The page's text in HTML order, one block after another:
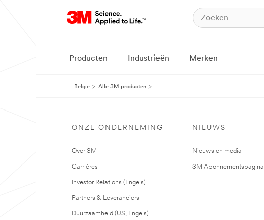
Producten Industrieën Merken
België Alle 3M producten
ONZE ONDERNEMING
Over 3M
Carrières
Investor Relations (Engels)
Partners & Leveranciers
Duurzaamheid (US, Engels)
NIEUWS
Nieuws en media
3M Abonnementspagina